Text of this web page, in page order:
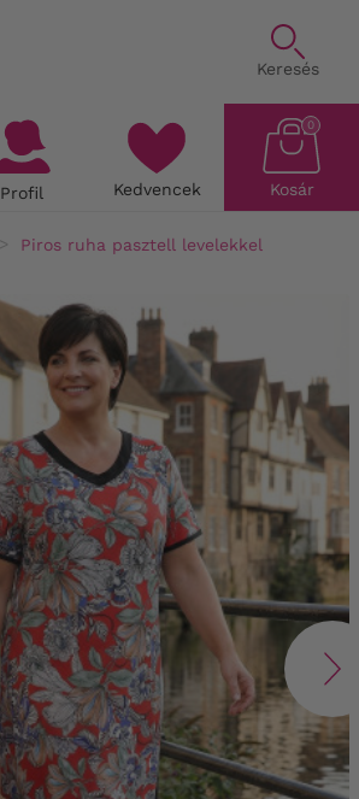
Keresés
Profil Kedvencek Kosár
0
Piros ruha pasztell levelekkel